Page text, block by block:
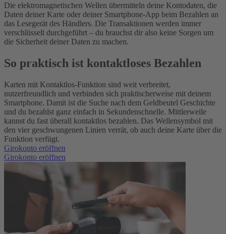
Die elektromagnetischen Wellen übermitteln deine Kontodaten, die
Daten deiner Karte oder deiner Smartphone-App beim Bezahlen an
das Lesegerät des Händlers. Die Transaktionen werden immer
verschlüsselt durchgeführt – du brauchst dir also keine Sorgen um
die Sicherheit deiner Daten zu machen.
So praktisch ist kontaktloses Bezahlen
Karten mit Kontaktlos-Funktion sind weit verbreitet,
nutzerfreundlich und verbinden sich praktischerweise mit deinem
Smartphone. Damit ist die Suche nach dem Geldbeutel Geschichte
und du bezahlst ganz einfach in Sekundenschnelle. Mittlerweile
kannst du fast überall kontaktlos bezahlen. Das Wellensymbol mit
den vier geschwungenen Linien verrät, ob auch deine Karte über die
Funktion verfügt.
Girokonto eröffnen
Girokonto eröffnen